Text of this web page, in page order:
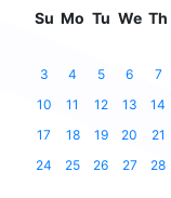
Su Mo Tu We Th
3
4 5 6 7
10
11 12 13 14
17
18 19 20 21
24
25 26 27 28